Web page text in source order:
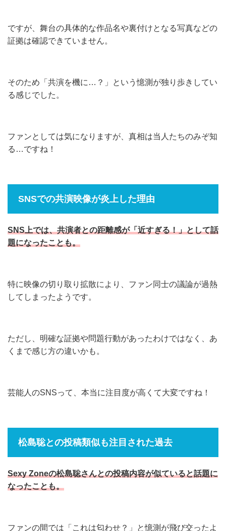
ですが、舞台の具体的な作品名や裏付けとなる写真などの
証拠は確認できていません。
そのため「共演を機に…？」という憶測が独り歩きしてい
る感じでした。
ファンとしては気になりますが、真相は当人たちのみぞ知
る…ですね！
SNSでの共演映像が炎上した理由
SNS上では、共演者との距離感が「近すぎる！」として話
題になったことも。
特に映像の切り取り拡散により、ファン同士の議論が過熱
してしまったようです。
ただし、明確な証拠や問題行動があったわけではなく、あ
くまで感じ方の違いかも。
芸能人のSNSって、本当に注目度が高くて大変ですね！
松島聡との投稿類似も注目された過去
Sexy Zoneの松島聡さんとの投稿内容が似ていると話題に
なったことも。
ファンの間では「これは匂わせ？」と憶測が飛び交ったよ